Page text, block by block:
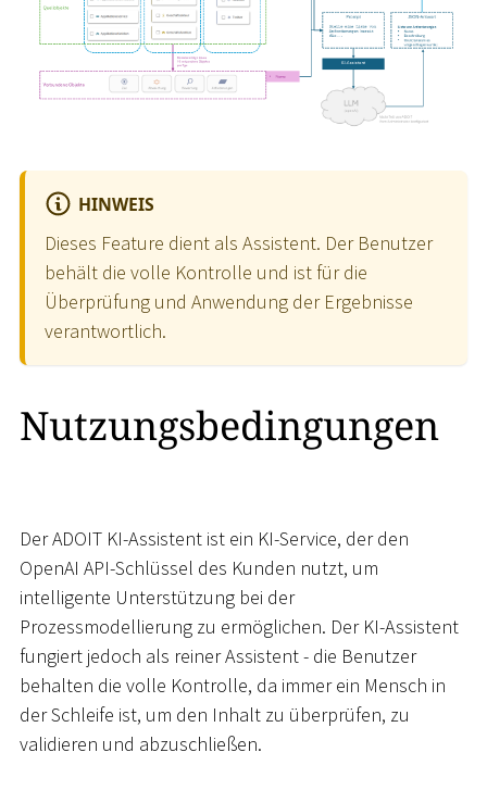
HINWEIS
Dieses Feature dient als Assistent. Der Benutzer
behält die volle Kontrolle und ist für die
Überprüfung und Anwendung der Ergebnisse
verantwortlich.
Nutzungsbedingungen
Der ADOIT KI-Assistent ist ein KI-Service, der den
OpenAI API-Schlüssel des Kunden nutzt, um
intelligente Unterstützung bei der
Prozessmodellierung zu ermöglichen. Der KI-Assistent
fungiert jedoch als reiner Assistent - die Benutzer
behalten die volle Kontrolle, da immer ein Mensch in
der Schleife ist, um den Inhalt zu überprüfen, zu
validieren und abzuschließen.